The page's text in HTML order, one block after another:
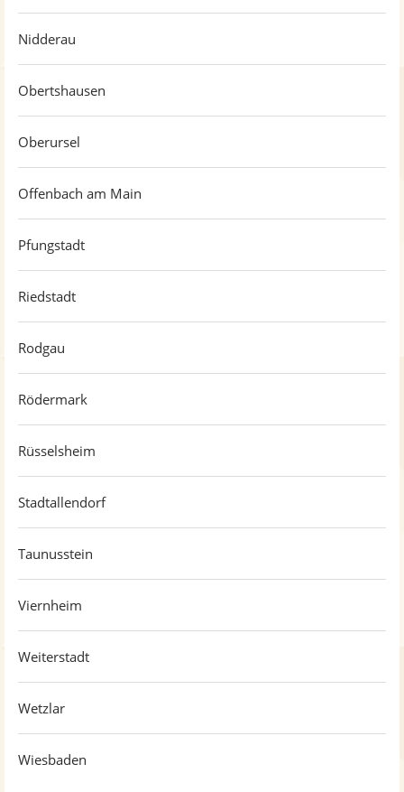
Nidderau
Obertshausen
Oberursel
Offenbach am Main
Pfungstadt
Riedstadt
Rodgau
Rödermark
Rüsselsheim
Stadtallendorf
Taunusstein
Viernheim
Weiterstadt
Wetzlar
Wiesbaden